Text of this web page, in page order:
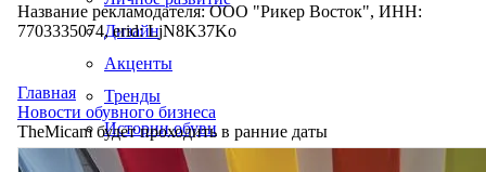
Дизайн
Акценты
Тренды
Истории обуви
Производство
Название рекламодателя: ООО "Рикер Восток", ИНН:
7703335074, erid: LjN8K37Ko
Главная
Новости обувного бизнеса
TheMicam будет проходить в ранние даты